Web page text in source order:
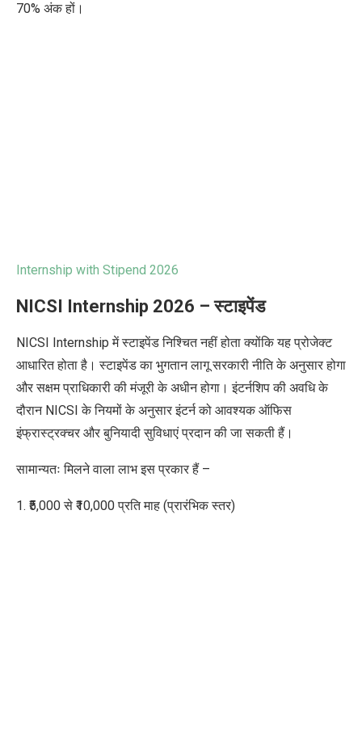
70% अंक हों ।
Internship with Stipend 2026
NICSI Internship 2026 – स्टाइपेंड
NICSI Internship में स्टाइपेंड निश्चित नहीं होता क्योंकि यह प्रोजेक्ट
आधारित होता है।स्टाइपेंड का भुगतान लागू सरकारी नीति के अनुसार होगा
और सक्षम प्राधिकारी की मंजूरी के अधीन होगा। इंटर्नशिप की अवधि के
दौरान NICSIके नियमों के अनुसार इंटर्न को आवश्यक ऑफिस
इंफ्रास्ट्रक्चर और बुनियादी सुविधाएं प्रदान की जा सकती हैं।
सामान्यतः मिलने वाला लाभइस प्रकार हैं –
1. ₹5,000 से ₹10,000 प्रति माह (प्रारंभिक स्तर)